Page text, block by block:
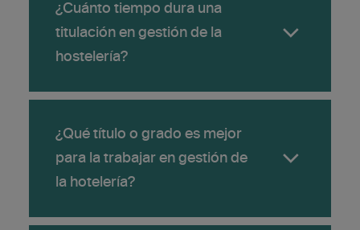
turismo y la hotelería abarcan
mucho más que hoteles y
grado en gestión de hotelería y
turismo puede abrir las
trayectorias profesionales en las
¿Cuánto tiempo dura una
titulación en gestión de la
hostelería?
función del programa elegido.
El Bachelor of Science en
¿Qué título o grado es mejor
para la trabajar en gestión de
la hotelería?